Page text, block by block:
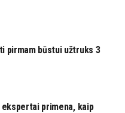
pirmam būstui užtruks 3
primena, kaip